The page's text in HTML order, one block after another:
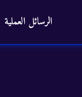
الرسائل العملية